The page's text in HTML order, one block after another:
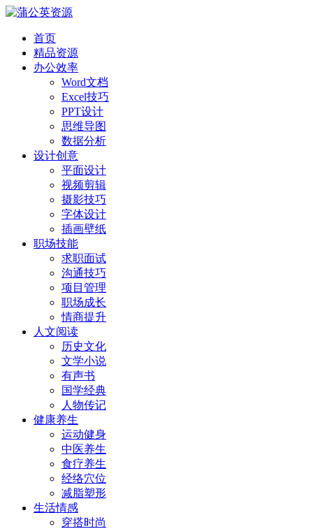
首页
精品资源
办公效率
Word文档
Excel技巧
PPT设计
思维导图
数据分析
设计创意
平面设计
视频剪辑
摄影技巧
字体设计
插画壁纸
职场技能
求职面试
沟通技巧
项目管理
职场成长
情商提升
人文阅读
历史文化
文学小说
有声书
国学经典
人物传记
健康养生
运动健身
中医养生
食疗养生
经络穴位
减脂塑形
生活情感
穿搭时尚